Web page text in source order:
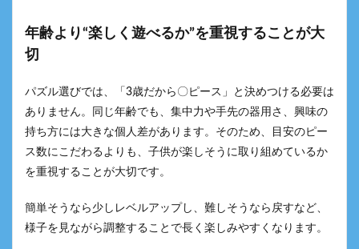
年齢より“楽しく遊べるか”を重視することが大
切
パズル選びでは、「3歳だから〇ピース」と決めつける必要は
ありません。同じ年齢でも、集中力や手先の器用さ、興味の
持ち方には大きな個人差があります。そのため、目安のピー
ス数にこだわるよりも、子供が楽しそうに取り組めているか
を重視することが大切です。
簡単そうなら少しレベルアップし、難しそうなら戻すなど、
様子を見ながら調整することで長く楽しみやすくなります。